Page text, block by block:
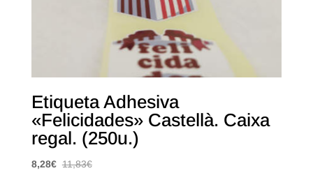
Etiqueta Adhesiva
«Felicidades» Castellà. Caixa
regal. (250u.)
8,28€ 11,83€